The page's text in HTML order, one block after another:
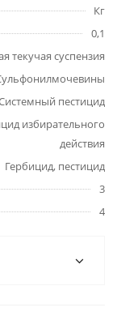
Кг
0,1
текучая суспензия
пестицид
избирательного
действия
Гербицид, пестицид
3
4